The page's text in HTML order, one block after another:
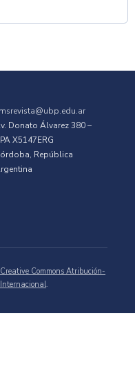
Donato Álvarez 380 –
X5147ERG
República
Commons Atribución-
.